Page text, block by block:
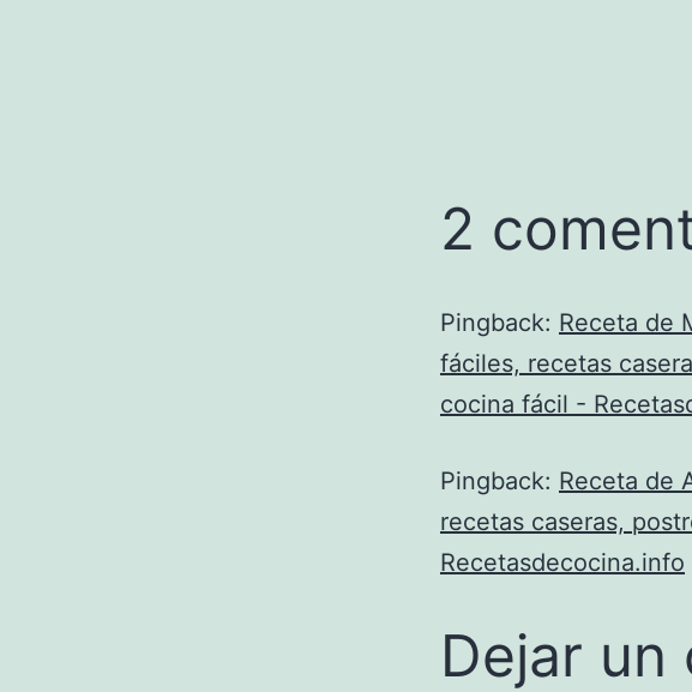
2
Pingback: Receta de
fáciles, recetas
cocina fácil -
Pingback: Receta de
recetas caseras,
Recetasdecocina.info
Dejar un